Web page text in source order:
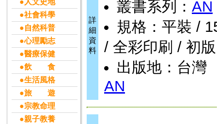
●人文史地
●社會科學
●自然科普
●心理勵志
●醫療保健
●飲 食
●生活風格
●旅 遊
●宗教命理
●親子教養
詳
細
資
料
叢書系列： AN
規格：平裝 /
/ 全彩印刷 / 初版
出版地：台灣
AN